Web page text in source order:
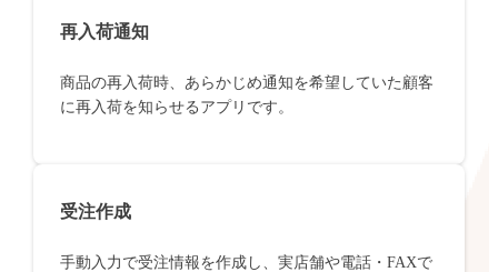
再入荷通知
商品の再入荷時、あらかじめ通知を希望していた顧客
に再入荷を知らせるアプリです。
受注作成
手動入力で受注情報を作成し、実店舗や電話・FAXで